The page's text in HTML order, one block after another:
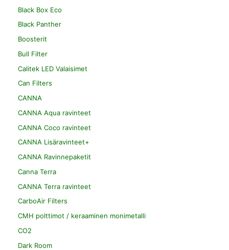
Black Box Eco
Black Panther
Boosterit
Bull Filter
Calitek LED Valaisimet
Can Filters
CANNA
CANNA Aqua ravinteet
CANNA Coco ravinteet
CANNA Lisäravinteet+
CANNA Ravinnepaketit
Canna Terra
CANNA Terra ravinteet
CarboAir Filters
CMH polttimot / keraaminen monimetalli
CO2
Dark Room